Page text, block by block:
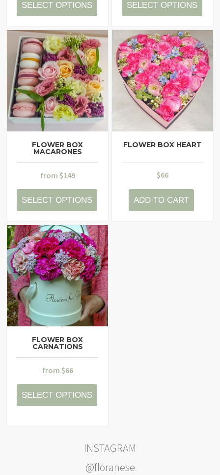
SELECT OPTIONS SELECT OPTIONS
FLOWER BOX
MACARONES
from $149
SELECT OPTIONS
FLOWER BOX HEART
$66
ADD TO CART
FLOWER BOX
CARNATIONS
from $66
SELECT OPTIONS
INSTAGRAM
@floranese